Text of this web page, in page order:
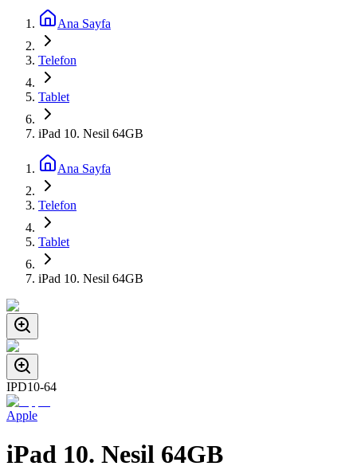
Ana Sayfa
Telefon
Tablet
iPad 10. Nesil 64GB
Ana Sayfa
Telefon
Tablet
iPad 10. Nesil 64GB
IPD10-64
Apple
iPad 10. Nesil 64GB